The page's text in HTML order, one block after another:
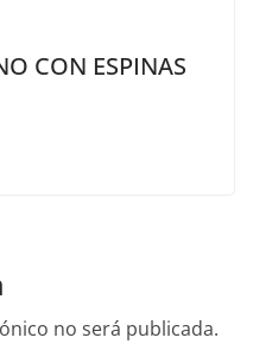
CON ESPINAS
no será publicada.